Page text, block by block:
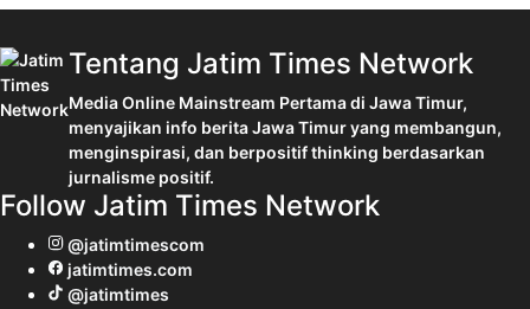
Tentang Jatim Times Network
Media Online Mainstream Pertama di Jawa Timur,
menyajikan info berita Jawa Timur yang membangun,
menginspirasi, dan berpositif thinking berdasarkan
jurnalisme positif.
Follow Jatim Times Network
@jatimtimescom
jatimtimes.com
@jatimtimes